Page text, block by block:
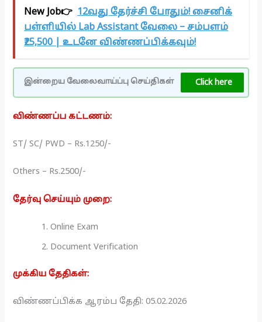
New Job👉 12வது தேர்ச்சி போதும்! சைனிக்
பள்ளியில் Lab Assistant வேலை – சம்பளம்
₹25,500 | உடனே விண்ணப்பிக்கவும்!
இன்றைய வேலைவாய்ப்பு செய்திகள் Click here
விண்ணப்ப கட்டணம்:
ST/ SC/ PWD – Rs.1250/-
Others – Rs.2500/-
தேர்வு செய்யும் முறை:
Online Exam
Document Verification
முக்கிய தேதிகள்:
விண்ணப்பிக்க ஆரம்ப தேதி: 05.02.2026